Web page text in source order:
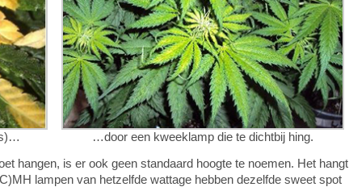
…door een kweeklamp die te dichtbij hing.
hangen, is er ook geen standaard hoogte te noemen. Het hangt
lampen van hetzelfde wattage hebben dezelfde sweet spot